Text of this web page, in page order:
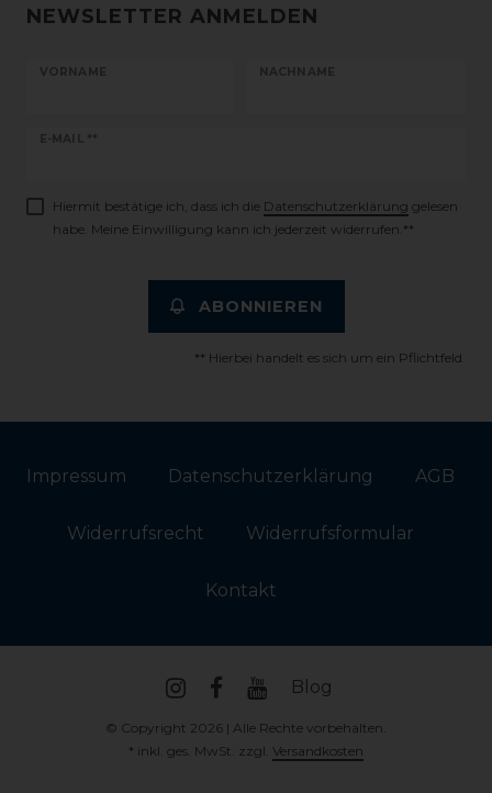
NEWSLETTER ANMELDEN
VORNAME NACHNAME
E-MAIL **
Newsletter
Hiermit bestätige ich, dass ich die Daten­schutz­erklärung gelesen
habe. Meine Einwilligung kann ich jederzeit widerrufen.**
ABONNIEREN
** Hierbei handelt es sich um ein Pflichtfeld.
Impressum Daten­schutz­erklärung AGB
Widerrufs­recht Widerrufs­formular
Kontakt
Blog
© Copyright 2026 | Alle Rechte vorbehalten.
* inkl. ges. MwSt. zzgl. Versandkosten